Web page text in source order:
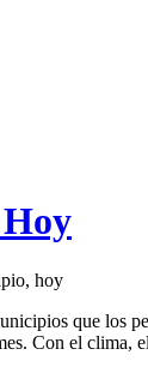
hoy
que los
Con el clima,